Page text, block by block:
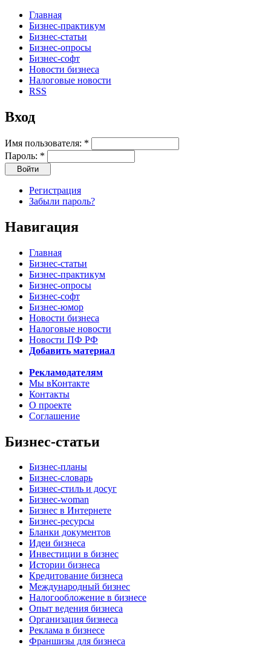
Главная
Бизнес-практикум
Бизнес-статьи
Бизнес-опросы
Бизнес-софт
Новости бизнеса
Налоговые новости
RSS
Вход
Имя пользователя: *
Пароль: *
Регистрация
Забыли пароль?
Навигация
Главная
Бизнес-статьи
Бизнес-практикум
Бизнес-опросы
Бизнес-софт
Бизнес-юмор
Новости бизнеса
Налоговые новости
Новости ПФ РФ
Добавить материал
Рекламодателям
Мы вКонтакте
Контакты
О проекте
Соглашение
Бизнес-статьи
Бизнес-планы
Бизнес-словарь
Бизнес-стиль и досуг
Бизнес-woman
Бизнес в Интернете
Бизнес-ресурсы
Бланки документов
Идеи бизнеса
Инвестиции в бизнес
Истории бизнеса
Кредитование бизнеса
Международный бизнес
Налогообложение в бизнесе
Опыт ведения бизнеса
Организация бизнеса
Реклама в бизнесе
Франшизы для бизнеса